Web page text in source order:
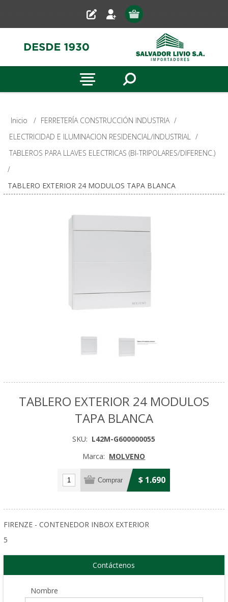
Inicio / FERRETERÍA CONSTRUCCIÓN INDUSTRIA /
ELECTRICIDAD E ILUMINACION RESIDENCIAL/INDUSTRIAL /
TABLEROS PARA LLAVES ELECTRICAS (BI-TRIPOLARES/DIFERENC.)
/
TABLERO EXTERIOR 24 MODULOS TAPA BLANCA
TABLERO EXTERIOR 24 MODULOS
TAPA BLANCA
SKU: L42M-G600000055
Marca: MOLVENO
$ 1.690
FIRENZE - CONTENEDOR INBOX EXTERIOR
5
Contáctenos
Nombre